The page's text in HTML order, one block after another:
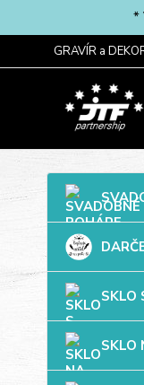
*
GRAVÍR a
SKLO
SKLO